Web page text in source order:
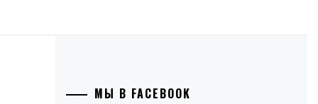
МЫ В FACEBOOK